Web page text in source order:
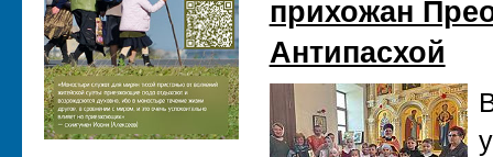
прихожан
Антипасхой